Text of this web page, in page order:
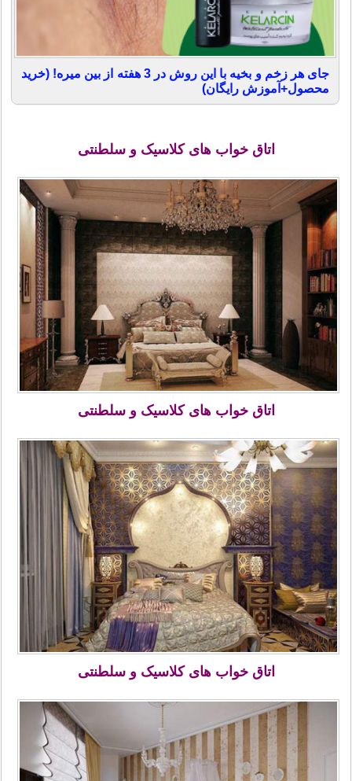
جای هر زخم و بخیه با این روش در 3 هفته از بین میره! (خرید
محصول+آموزش رایگان)
اتاق خواب های کلاسیک و سلطنتی
اتاق خواب های کلاسیک و سلطنتی
اتاق خواب های کلاسیک و سلطنتی